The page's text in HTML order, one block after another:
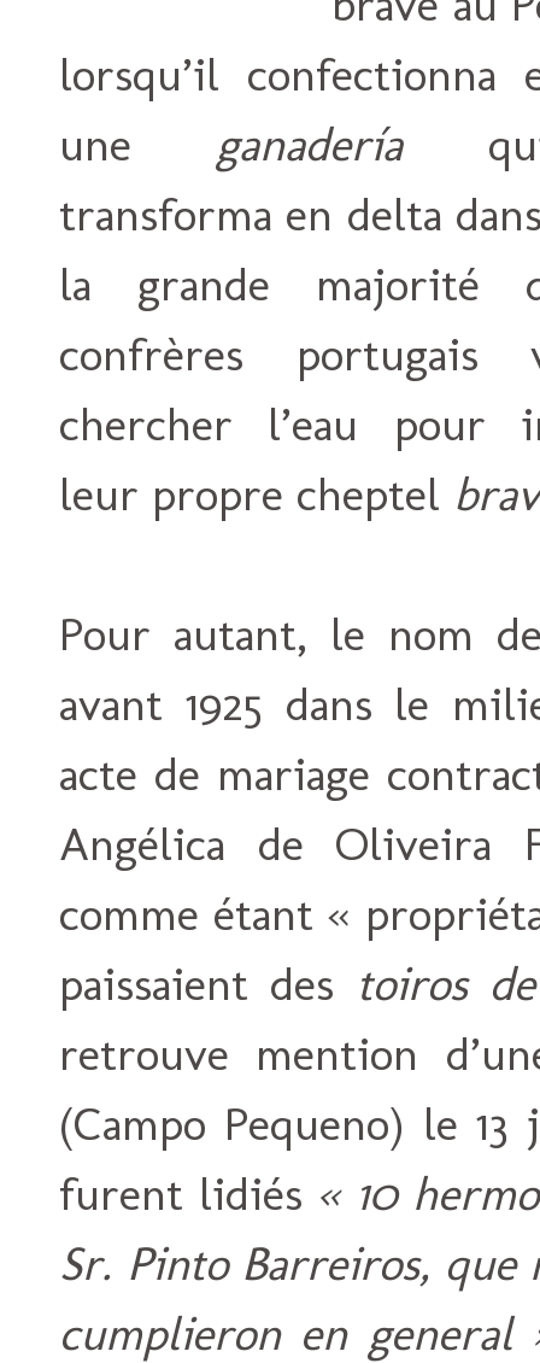
lorsqu’il confectionna
une ganadería
transforma en delta
la grande majorité
confrères portugais
chercher l’eau pour
leur propre cheptel
Pour autant, le nom
avant 1925 dans le
acte de mariage
Angélica de Oliveira
comme étant «
paissaient des toiros
retrouve mention
(Campo Pequeno) le 13
furent lidiés « 10
Sr. Pinto Barreiros,
cumplieron en general